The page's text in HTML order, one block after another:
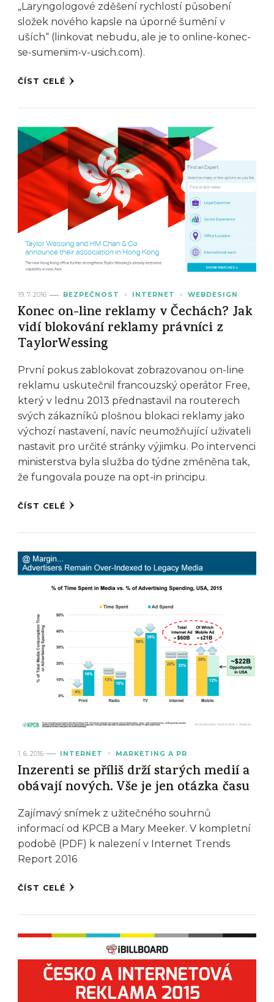
„Laryngologové zděšení rychlostí působení
složek nového kapsle na úporné šumění v
uších“ (linkovat nebudu, ale je to online-konec-
se-sumenim-v-usich.com).
ČÍST CELÉ
19. 7. 2016 BEZPEČNOST INTERNET WEBDESIGN
Konec on-line reklamy v Čechách? Jak
vidí blokování reklamy právníci z
TaylorWessing
První pokus zablokovat zobrazovanou on-line
reklamu uskutečnil francouzský operátor Free,
který v lednu 2013 přednastavil na routerech
svých zákazníků plošnou blokaci reklamy jako
výchozí nastavení, navíc neumožňující uživateli
nastavit pro určité stránky výjimku. Po intervenci
ministerstva byla služba do týdne změněna tak,
že fungovala pouze na opt-in principu.
ČÍST CELÉ
1. 6. 2016 INTERNET MARKETING A PR
Inzerenti se příliš drží starých medií a
obávají nových. Vše je jen otázka času
Zajímavý snímek z užitečného souhrnů
informací od KPCB a Mary Meeker. V kompletní
podobě (PDF) k nalezení v Internet Trends
Report 2016
ČÍST CELÉ